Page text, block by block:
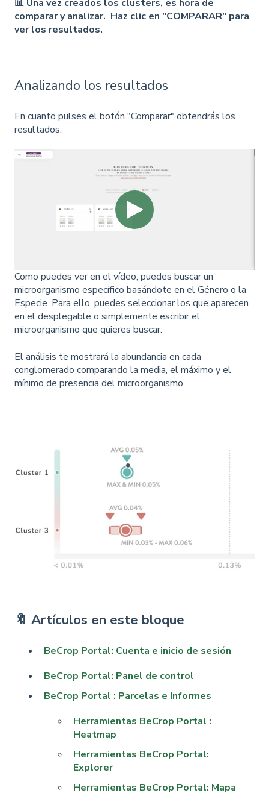
📊 Una vez creados los clusters, es hora de
comparar y analizar. Haz clic en "COMPARAR" para
ver los resultados.
Analizando los resultados
En cuanto pulses el botón "Comparar" obtendrás los
resultados:
Como puedes ver en el vídeo, puedes buscar un
microorganismo específico basándote en el Género o la
Especie. Para ello, puedes seleccionar los que aparecen
en el desplegable o simplemente escribir el
microorganismo que quieres buscar.
El análisis te mostrará la abundancia en cada
conglomerado comparando la media, el máximo y el
mínimo de presencia del microorganismo.
🔖 Artículos en este bloque
BeCrop Portal: Cuenta e inicio de sesión
BeCrop Portal: Panel de control
BeCrop Portal : Parcelas e Informes
Herramientas BeCrop Portal :
Heatmap
Herramientas BeCrop Portal:
Explorer
Herramientas BeCrop Portal: Mapa